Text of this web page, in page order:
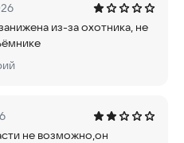
из-за охотника, не
не возможно,он